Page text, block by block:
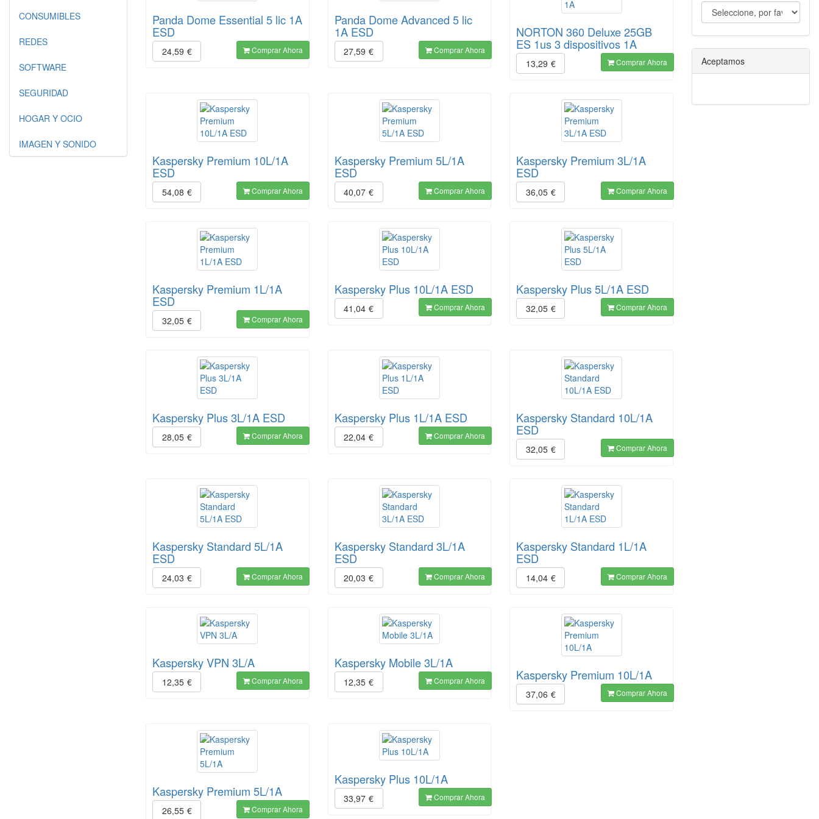
Panda Dome Essential 5 lic 1A
ESD
24,59 € Comprar Ahora
Panda Dome Advanced 5 lic
1A ESD
27,59 € Comprar Ahora
NORTON 360 Deluxe 25GB
ES 1us 3 dispositivos 1A
13,29 € Comprar Ahora
Kaspersky Premium 10L/1A
ESD
54,08 € Comprar Ahora
Kaspersky Premium 5L/1A
ESD
40,07 € Comprar Ahora
Kaspersky Premium 3L/1A
ESD
36,05 € Comprar Ahora
Kaspersky Premium 1L/1A
ESD
32,05 € Comprar Ahora
Kaspersky Plus 10L/1A ESD
41,04 € Comprar Ahora
Kaspersky Plus 5L/1A ESD
32,05 € Comprar Ahora
Kaspersky Plus 3L/1A ESD
28,05 € Comprar Ahora
Kaspersky Plus 1L/1A ESD
22,04 € Comprar Ahora
Kaspersky Standard 10L/1A
ESD
32,05 € Comprar Ahora
Kaspersky Standard 5L/1A
ESD
24,03 € Comprar Ahora
Kaspersky Standard 3L/1A
ESD
20,03 € Comprar Ahora
Kaspersky Standard 1L/1A
ESD
14,04 € Comprar Ahora
Kaspersky VPN 3L/A
12,35 € Comprar Ahora
Kaspersky Mobile 3L/1A
12,35 € Comprar Ahora Kaspersky Premium 10L/1A
37,06 € Comprar Ahora
Kaspersky Premium 5L/1A
26,55 € Comprar Ahora
Kaspersky Plus 10L/1A
33,97 € Comprar Ahora
CONSUMIBLES
REDES
SOFTWARE
SEGURIDAD
HOGAR Y OCIO
IMAGEN Y SONIDO
Aceptamos